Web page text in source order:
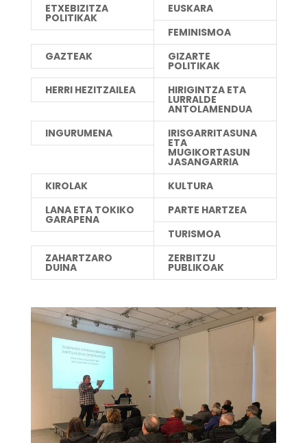
ETXEBIZITZA
POLITIKAK
EUSKARA
FEMINISMOA
GAZTEAK
GIZARTE
POLITIKAK
HERRI HEZITZAILEA
HIRIGINTZA ETA
LURRALDE
ANTOLAMENDUA
INGURUMENA
IRISGARRITASUNA
ETA
MUGIKORTASUN
JASANGARRIA
KIROLAK
KULTURA
LANA ETA TOKIKO
GARAPENA
PARTE HARTZEA
TURISMOA
ZAHARTZARO
DUINA
ZERBITZU
PUBLIKOAK